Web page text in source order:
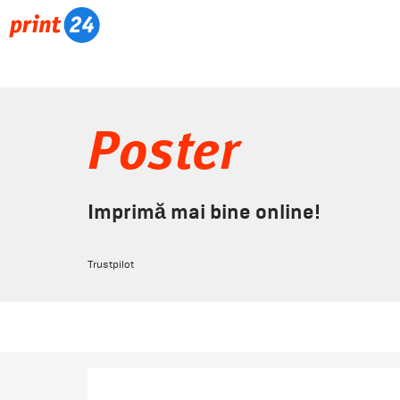
Poster
Imprimă mai bine online!
Trustpilot